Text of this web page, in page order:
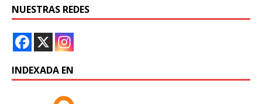
NUESTRAS REDES
INDEXADA EN